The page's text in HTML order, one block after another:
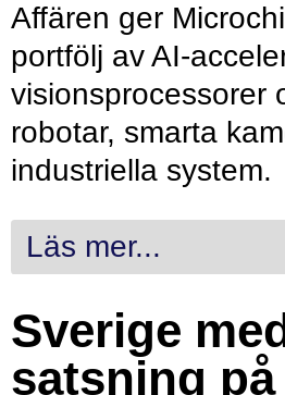
Affären ger
portfölj av AI-
visionsprocessorer
robotar, smarta
industriella system.
Läs mer...
Sverige
satsning